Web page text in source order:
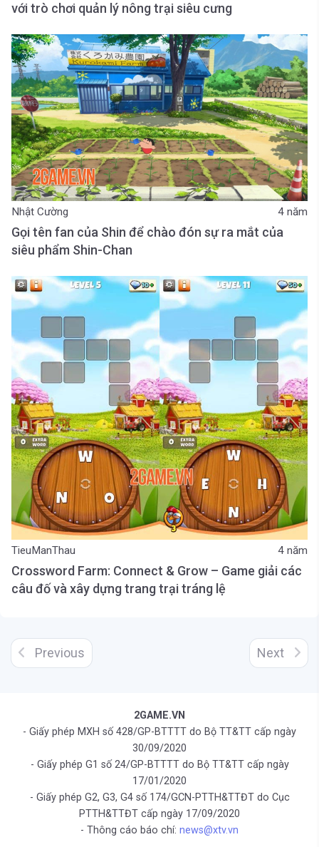
với trò chơi quản lý nông trại siêu cưng
Nhật Cường 4 năm
Gọi tên fan của Shin để chào đón sự ra mắt của
siêu phẩm Shin-Chan
TieuManThau 4 năm
Crossword Farm: Connect & Grow – Game giải các
câu đố và xây dựng trang trại tráng lệ
Previous Next
2GAME.VN
- Giấy phép MXH số 428/GP-BTTTT do Bộ TT&TT cấp ngày
30/09/2020
- Giấy phép G1 số 24/GP-BTTTT do Bộ TT&TT cấp ngày
17/01/2020
- Giấy phép G2, G3, G4 số 174/GCN-PTTH&TTĐT do Cục
PTTH&TTĐT cấp ngày 17/09/2020
- Thông cáo báo chí: news@xtv.vn